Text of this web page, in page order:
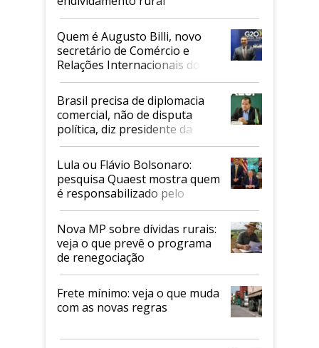
Quem é Augusto Billi, novo
secretário de Comércio e
Relações Internacionais do
Mapa
Brasil precisa de diplomacia
comercial, não de disputa
política, diz presidente da
Faesp
Lula ou Flávio Bolsonaro:
pesquisa Quaest mostra quem
é responsabilizado pelo
tarifaço dos EUA
Nova MP sobre dívidas rurais:
veja o que prevê o programa
de renegociação
Frete mínimo: veja o que muda
com as novas regras